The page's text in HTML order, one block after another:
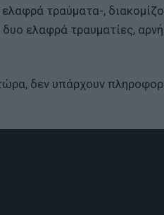
τραύματα-,
ελαφρά τραυματίες,
δεν υπάρχουν